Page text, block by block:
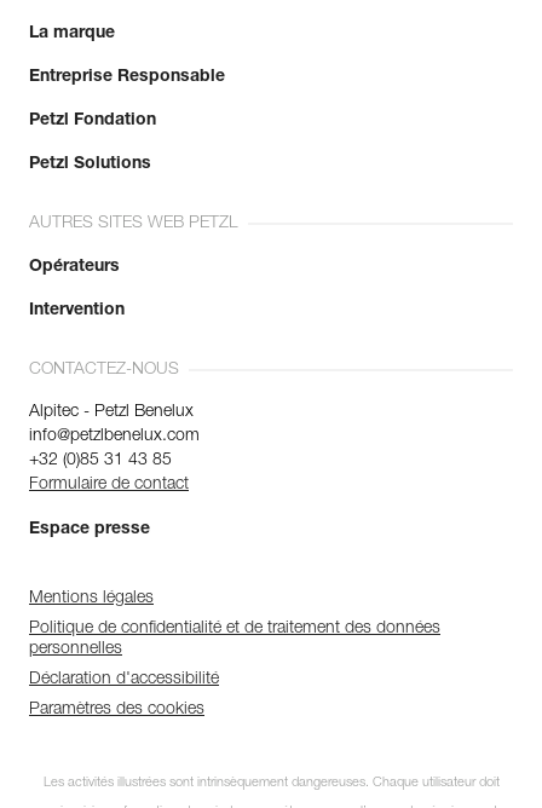
La marque
Entreprise Responsable
Petzl Fondation
Petzl Solutions
AUTRES SITES WEB PETZL
Opérateurs
Intervention
CONTACTEZ-NOUS
Alpitec - Petzl Benelux
info@petzlbenelux.com
+32 (0)85 31 43 85
Formulaire de contact
Espace presse
Mentions légales
Politique de confidentialité et de traitement des données
personnelles
Déclaration d'accessibilité
Paramètres des cookies
Les activités illustrées sont intrinsèquement dangereuses. Chaque utilisateur doit